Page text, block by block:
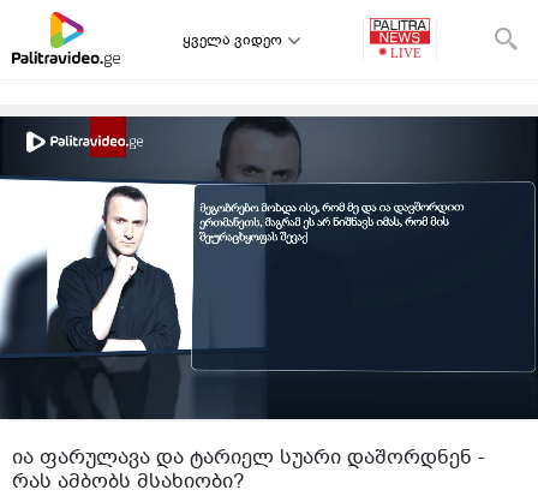
ყველა ვიდეო
ია ფარულავა და ტარიელ სუარი დაშორდნენ -
რას ამბობს მსახიობი?